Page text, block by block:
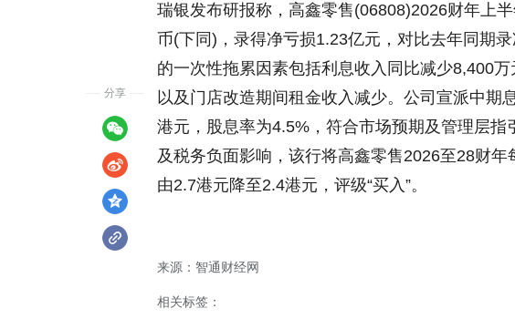
瑞银发布研报称，高鑫零售(06808)2026财年上
币(下同)，录得净亏损1.23亿元，对比去年同期
的一次性拖累因素包括利息收入同比减少8,400
以及门店改造期间租金收入减少。公司宣派中期
港元，股息率为4.5%，符合市场预期及管理层
及税务负面影响，该行将高鑫零售2026至28财
由2.7港元降至2.4港元，评级“买入”。
来源：智通财经网
相关标签：
分享